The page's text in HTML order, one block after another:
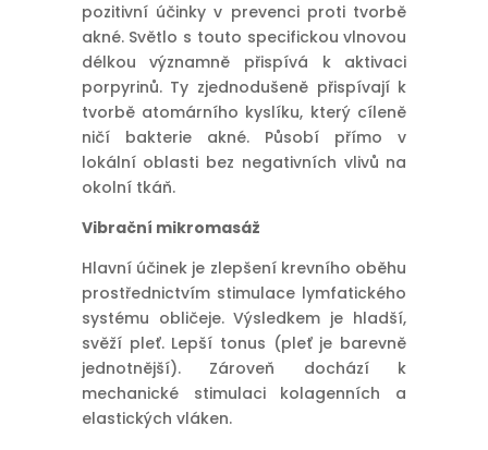
pozitivní účinky v prevenci proti tvorbě
akné. Světlo s touto specifickou vlnovou
délkou významně přispívá k aktivaci
porpyrinů. Ty zjednodušeně přispívají k
tvorbě atomárního kyslíku, který cíleně
ničí bakterie akné. Působí přímo v
lokální oblasti bez negativních vlivů na
okolní tkáň.
Vibrační mikromasáž
Hlavní účinek je zlepšení krevního oběhu
prostřednictvím stimulace lymfatického
systému obličeje. Výsledkem je hladší,
svěží pleť. Lepší tonus (pleť je barevně
jednotnější). Zároveň dochází k
mechanické stimulaci kolagenních a
elastických vláken.